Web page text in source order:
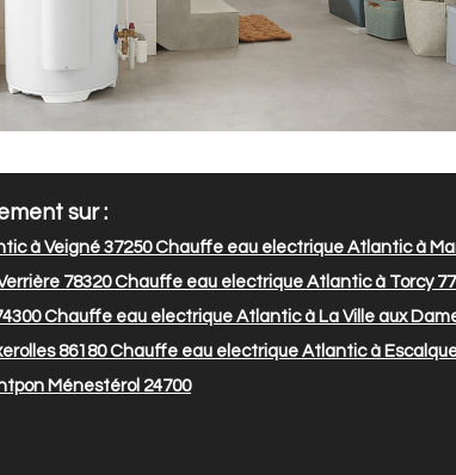
sur :
à Veigné 37250Chauffe eau electrique Atlantic à
78320Chauffe eau electrique Atlantic à Torcy
Chauffe eau electrique Atlantic à La Ville aux
86180Chauffe eau electrique Atlantic à
Ménestérol 24700